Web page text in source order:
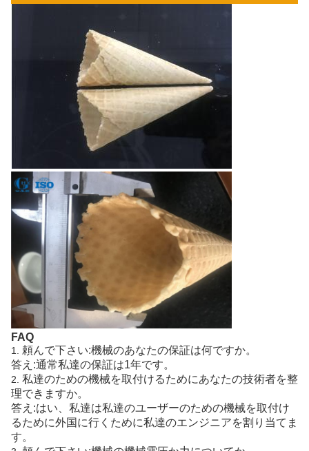
FAQ
1. 頼んで下さい:機械のあなたの保証は何ですか。
答え:通常私達の保証は1年です。
2. 私達のための機械を取付けるためにあなたの技術者を整
理できますか。
答え:はい、私達は私達のユーザーのための機械を取付け
るために外国に行くために私達のエンジニアを割り当てま
す。